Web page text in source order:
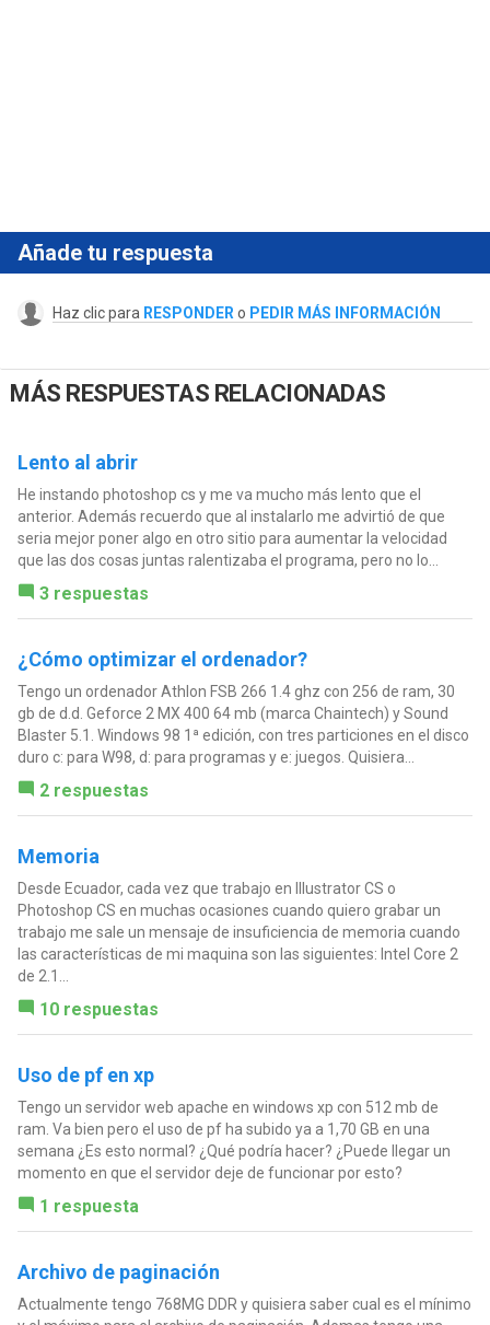
Añade tu respuesta
Haz clic para RESPONDER o PEDIR MÁS INFORMACIÓN
MÁS RESPUESTAS RELACIONADAS
Lento al abrir
He instando photoshop cs y me va mucho más lento que el
anterior. Además recuerdo que al instalarlo me advirtió de que
seria mejor poner algo en otro sitio para aumentar la velocidad
que las dos cosas juntas ralentizaba el programa, pero no lo...
3 respuestas
¿Cómo optimizar el ordenador?
Tengo un ordenador Athlon FSB 266 1.4 ghz con 256 de ram, 30
gb de d.d. Geforce 2 MX 400 64 mb (marca Chaintech) y Sound
Blaster 5.1. Windows 98 1ª edición, con tres particiones en el disco
duro c: para W98, d: para programas y e: juegos. Quisiera...
2 respuestas
Memoria
Desde Ecuador, cada vez que trabajo en Illustrator CS o
Photoshop CS en muchas ocasiones cuando quiero grabar un
trabajo me sale un mensaje de insuficiencia de memoria cuando
las características de mi maquina son las siguientes: Intel Core 2
de 2.1...
10 respuestas
Uso de pf en xp
Tengo un servidor web apache en windows xp con 512 mb de
ram. Va bien pero el uso de pf ha subido ya a 1,70 GB en una
semana ¿Es esto normal? ¿Qué podría hacer? ¿Puede llegar un
momento en que el servidor deje de funcionar por esto?
1 respuesta
Archivo de paginación
Actualmente tengo 768MG DDR y quisiera saber cual es el mínimo